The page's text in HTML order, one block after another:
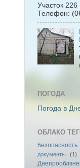
Участок 226
Телефон:
ПОГОДА
Погода в
ОБЛАКО
безопасность
документы
(1)